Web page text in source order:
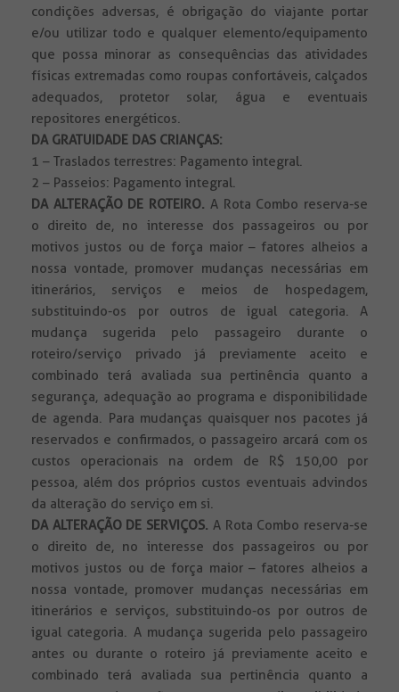
condições adversas, é obrigação do viajante portar
e/ou utilizar todo e qualquer elemento/equipamento
que possa minorar as consequências das atividades
físicas extremadas como roupas confortáveis, calçados
adequados, protetor solar, água e eventuais
repositores energéticos.
DA GRATUIDADE DAS CRIANÇAS:
1 – Traslados terrestres: Pagamento integral.
2 – Passeios: Pagamento integral.
DA ALTERAÇÃO DE ROTEIRO. A Rota Combo reserva-se
o direito de, no interesse dos passageiros ou por
motivos justos ou de força maior – fatores alheios a
nossa vontade, promover mudanças necessárias em
itinerários, serviços e meios de hospedagem,
substituindo-os por outros de igual categoria. A
mudança sugerida pelo passageiro durante o
roteiro/serviço privado já previamente aceito e
combinado terá avaliada sua pertinência quanto a
segurança, adequação ao programa e disponibilidade
de agenda. Para mudanças quaisquer nos pacotes já
reservados e confirmados, o passageiro arcará com os
custos operacionais na ordem de R$ 150,00 por
pessoa, além dos próprios custos eventuais advindos
da alteração do serviço em si.
DA ALTERAÇÃO DE SERVIÇOS. A Rota Combo reserva-se
o direito de, no interesse dos passageiros ou por
motivos justos ou de força maior – fatores alheios a
nossa vontade, promover mudanças necessárias em
itinerários e serviços, substituindo-os por outros de
igual categoria. A mudança sugerida pelo passageiro
antes ou durante o roteiro já previamente aceito e
combinado terá avaliada sua pertinência quanto a